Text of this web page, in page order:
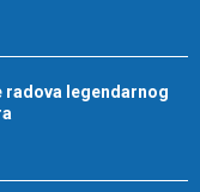
radova legendarnog